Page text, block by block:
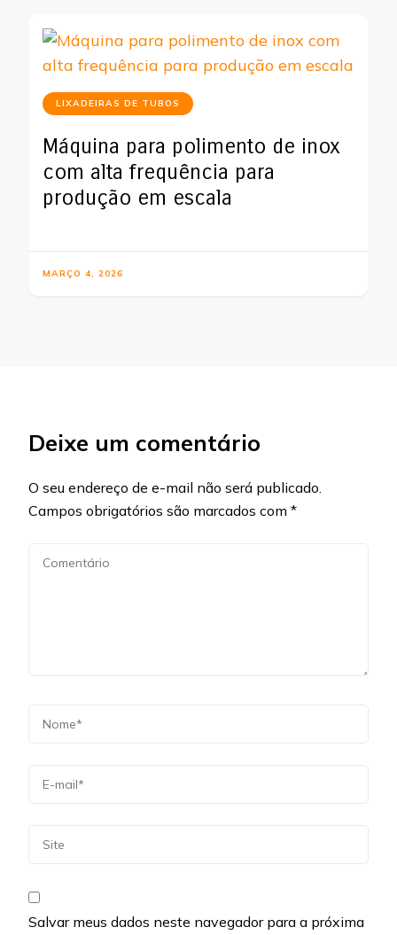
LIXADEIRAS DE TUBOS
Máquina para polimento de inox
com alta frequência para
produção em escala
MARÇO 4, 2026
Deixe um comentário
O seu endereço de e-mail não será publicado.
Campos obrigatórios são marcados com *
Salvar meus dados neste navegador para a próxima